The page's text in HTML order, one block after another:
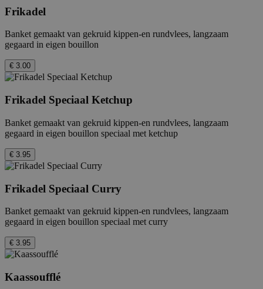
Frikadel
Banket gemaakt van gekruid kippen-en rundvlees, langzaam
gegaard in eigen bouillon
€ 3.00
Frikadel Speciaal Ketchup
Banket gemaakt van gekruid kippen-en rundvlees, langzaam
gegaard in eigen bouillon speciaal met ketchup
€ 3.95
Frikadel Speciaal Curry
Banket gemaakt van gekruid kippen-en rundvlees, langzaam
gegaard in eigen bouillon speciaal met curry
€ 3.95
Kaassoufflé